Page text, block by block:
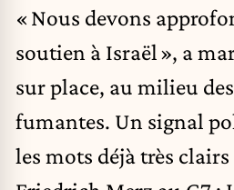
« Nous devons
soutien à Israël », a
sur place, au milieu
fumantes. Un signal
les mots déjà très